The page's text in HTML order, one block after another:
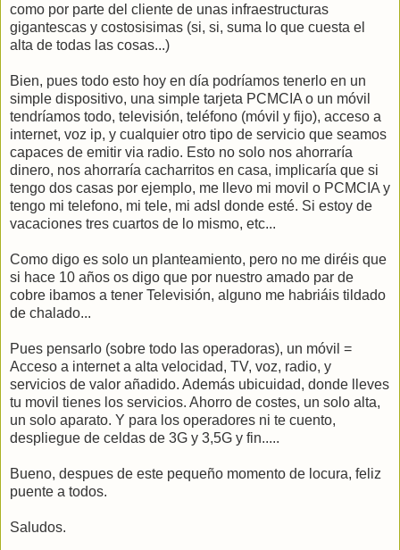
como por parte del cliente de unas infraestructuras
gigantescas y costosisimas (si, si, suma lo que cuesta el
alta de todas las cosas...)
Bien, pues todo esto hoy en día podríamos tenerlo en un
simple dispositivo, una simple tarjeta PCMCIA o un móvil
tendríamos todo, televisión, teléfono (móvil y fijo), acceso a
internet, voz ip, y cualquier otro tipo de servicio que seamos
capaces de emitir via radio. Esto no solo nos ahorraría
dinero, nos ahorraría cacharritos en casa, implicaría que si
tengo dos casas por ejemplo, me llevo mi movil o PCMCIA y
tengo mi telefono, mi tele, mi adsl donde esté. Si estoy de
vacaciones tres cuartos de lo mismo, etc...
Como digo es solo un planteamiento, pero no me diréis que
si hace 10 años os digo que por nuestro amado par de
cobre ibamos a tener Televisión, alguno me habriáis tildado
de chalado...
Pues pensarlo (sobre todo las operadoras), un móvil =
Acceso a internet a alta velocidad, TV, voz, radio, y
servicios de valor añadido. Además ubicuidad, donde lleves
tu movil tienes los servicios. Ahorro de costes, un solo alta,
un solo aparato. Y para los operadores ni te cuento,
despliegue de celdas de 3G y 3,5G y fin.....
Bueno, despues de este pequeño momento de locura, feliz
puente a todos.
Saludos.